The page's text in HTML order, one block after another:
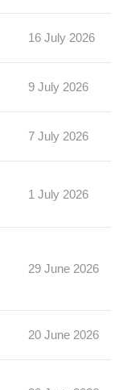
16 July 2026
9 July 2026
7 July 2026
1 July 2026
29 June 2026
20 June 2026